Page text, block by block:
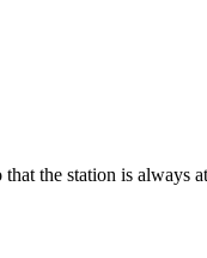
the station is always